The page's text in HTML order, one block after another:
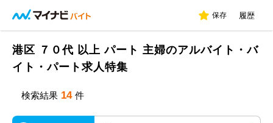
保存 履歴
港区 ７０代 以上 パート 主婦のアルバイト・バ
イト・パート求人特集
検索結果 14 件